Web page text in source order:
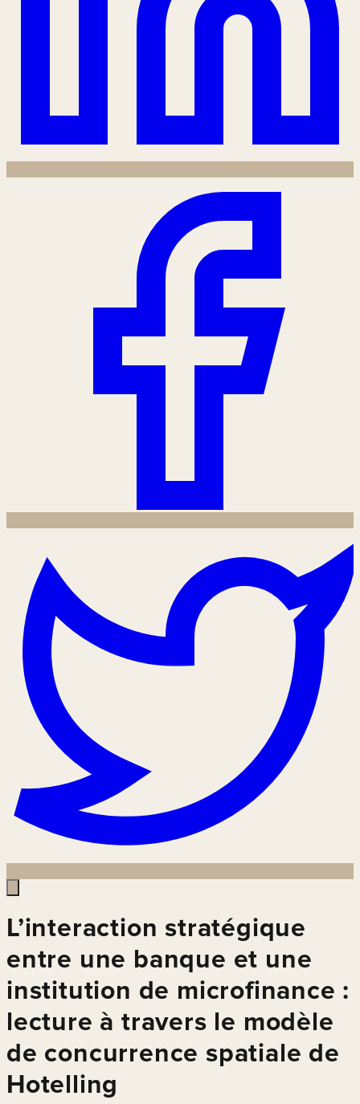
L’interaction stratégique
entre une banque et une
institution de microfinance :
lecture à travers le modèle
de concurrence spatiale de
Hotelling